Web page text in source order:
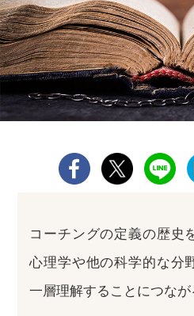
コーチングの定義の歴史
心理学や他の科学的な分
一層理解することにつなが